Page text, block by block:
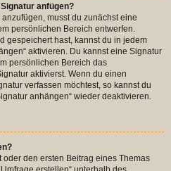
anfügen?
musst du zunächst eine
persönlichen Bereich entwerfen.
gespeichert hast, kannst du in jedem
aktivieren. Du kannst eine Signatur
persönlichen Bereich das
aktivierst. Wenn du einen
verfassen möchtest, so kannst du
anhängen“ wieder deaktivieren.
den ersten Beitrag eines Themas